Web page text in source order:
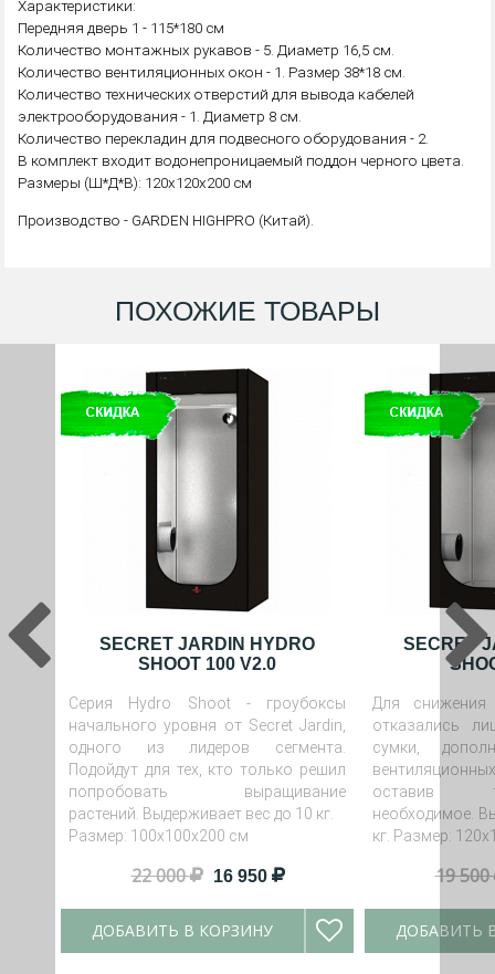
Характеристики:
Передняя дверь 1 - 115*180 см
Количество монтажных рукавов - 5. Диаметр 16,5 см.
Количество вентиляционных окон - 1. Размер 38*18 см.
Количество технических отверстий для вывода кабелей
электрооборудования - 1. Диаметр 8 см.
Количество перекладин для подвесного оборудования - 2.
В комплект входит водонепроницаемый поддон черного цвета.
Размеры (Ш*Д*В): 120х120х200 см
Производство - GARDEN HIGHPRO (Китай).
ПОХОЖИЕ ТОВАРЫ
SECRET JARDIN HYDRO
SHOOT 100 V2.0
Серия Hydro Shoot - гроубоксы
начального уровня от Secret Jardin,
одного из лидеров сегмента.
Подойдут для тех, кто только решил
попробовать выращивание
растений. Выдерживает вес до 10 кг.
Размер: 100х100х200 см
22 000 16 950
ДОБАВИТЬ В КОРЗИНУ
SECRET
Для
отказались
сумки,
оставив
необходимое.
кг. Размер:
19 500
ДОБАВИТЬ